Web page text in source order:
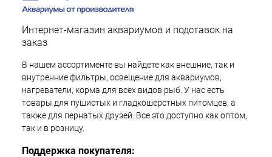
Интернет-магазин аквариумов и подставок на
заказ
В нашем ассортименте вы найдете как внешние, так и
внутренние фильтры, освещение для аквариумов,
нагреватели, корма для всех видов рыб. У нас есть
товары для пушистых и гладкошерстных питомцев, а
также для пернатых друзей. Все это доступно как оптом,
так и в розницу.
Поддержка покупателя: